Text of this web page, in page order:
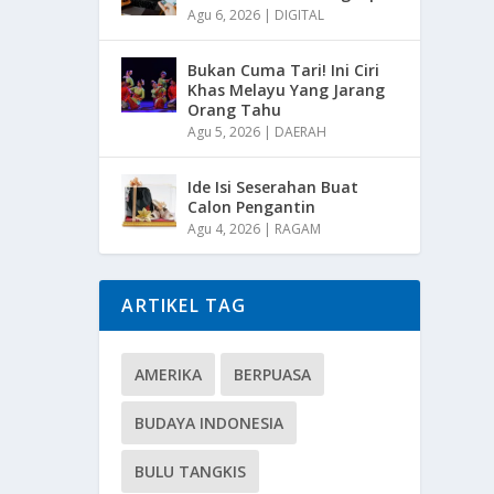
Agu 6, 2026 | DIGITAL
Bukan Cuma Tari! Ini Ciri
Khas Melayu Yang Jarang
Orang Tahu
Agu 5, 2026 | DAERAH
Ide Isi Seserahan Buat
Calon Pengantin
Agu 4, 2026 | RAGAM
ARTIKEL TAG
AMERIKA BERPUASA
BUDAYA INDONESIA
BULU TANGKIS